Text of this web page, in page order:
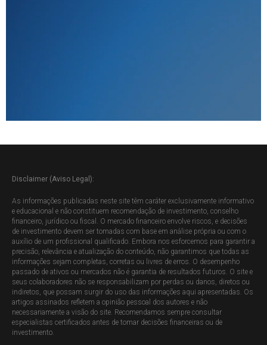
Disclaimer (Aviso Legal):
As informações publicadas neste site têm caráter exclusivamente informativo
e educacional e não constituem recomendação de investimento, conselho
financeiro, jurídico ou fiscal. O mercado financeiro envolve riscos, e decisões
de investimento devem ser tomadas com base em análise própria ou com o
auxílio de um profissional qualificado. Embora nos esforcemos para garantir a
precisão, relevância e atualização do conteúdo, não garantimos que todas as
informações sejam completas, corretas ou livres de erros. O desempenho
passado de ativos ou mercados não é garantia de resultados futuros. O site e
seus colaboradores não se responsabilizam por perdas ou danos, diretos ou
indiretos, que possam surgir do uso das informações aqui apresentadas. Os
artigos assinados refletem a opinião pessoal dos autores e não
necessariamente a visão do site. Recomendamos sempre consultar
especialistas certificados antes de tomar decisões financeiras ou de
investimento.